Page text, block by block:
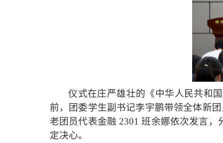
仪式在庄严雄壮的《中华人民共和
前，团委学生副书记李宇鹏带领全体新
老团员代表金融 2301 班余娜依次发言
定决心。